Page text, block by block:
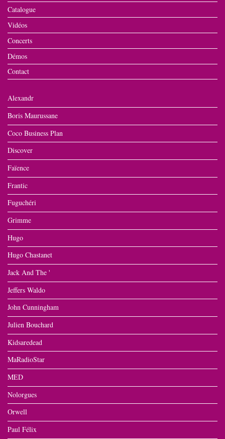
Catalogue
Vidéos
Concerts
Démos
Contact
Alexandr
Boris Maurussane
Coco Business Plan
Discover
Faïence
Frantic
Fuguchéri
Grimme
Hugo
Hugo Chastanet
Jack And The '
Jeffers Waldo
John Cunningham
Julien Bouchard
Kidsaredead
MaRadioStar
MED
Nolorgues
Orwell
Paul Félix